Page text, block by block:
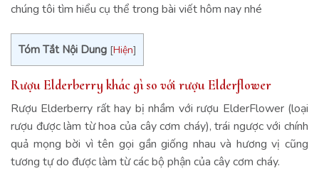
chúng tôi tìm hiểu cụ thể trong bài viết hôm nay nhé
Tóm Tắt Nội Dung [Hiện]
Rượu Elderberry khác gì so với rượu Elderflower
Rượu Elderberry rất hay bị nhầm với rượu ElderFlower (loại
rượu được làm từ hoa của cây cơm cháy), trái ngược với chính
quả mọng bời vì tên gọi gần giống nhau và hương vị cũng
tương tự do được làm từ các bộ phận của cây cơm cháy.